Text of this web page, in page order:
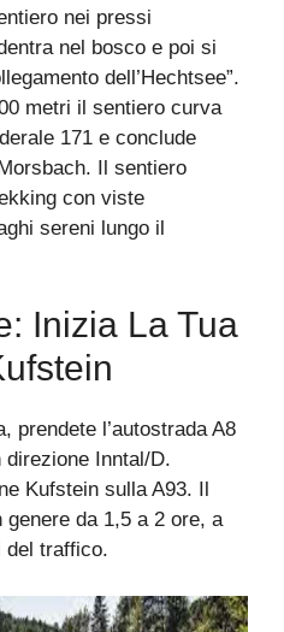
nei pressi
nel bosco e poi si
dell’Hechtsee”.
metri il sentiero curva
171 e conclude
Il sentiero
con viste
sereni lungo il
Inizia La Tua
prendete l’autostrada A8
Inntal/D.
Kufstein sulla A93. Il
da 1,5 a 2 ore, a
del traffico.